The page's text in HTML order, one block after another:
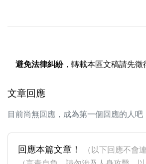
避免法律糾紛，轉載本區文稿請先徵
文章回應
目前尚無回應，成為第一個回應的人吧
回應本篇文章！
（以下回應不會